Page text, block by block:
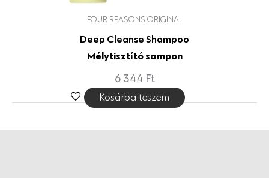
FOUR REASONS ORIGINAL
Deep Cleanse Shampoo
Mélytisztító sampon
6 344 Ft
Kosárba teszem